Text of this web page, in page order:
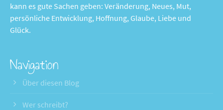
kann es gute Sachen geben: Veränderung, Neues, Mut,
persönliche Entwicklung, Hoffnung, Glaube, Liebe und
Glück.
Navigation
Über diesen Blog
Wer schreibt?